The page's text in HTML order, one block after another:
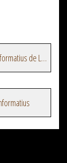
Veure més episodis del programa Butlletins informatius de La Xarxa